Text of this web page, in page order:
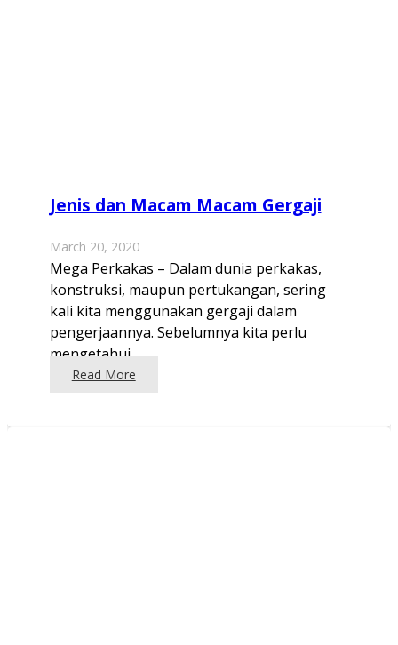
Jenis dan Macam Macam Gergaji
March 20, 2020
Mega Perkakas – Dalam dunia perkakas,
konstruksi, maupun pertukangan, sering
kali kita menggunakan gergaji dalam
pengerjaannya. Sebelumnya kita perlu
mengetahui…
Read More